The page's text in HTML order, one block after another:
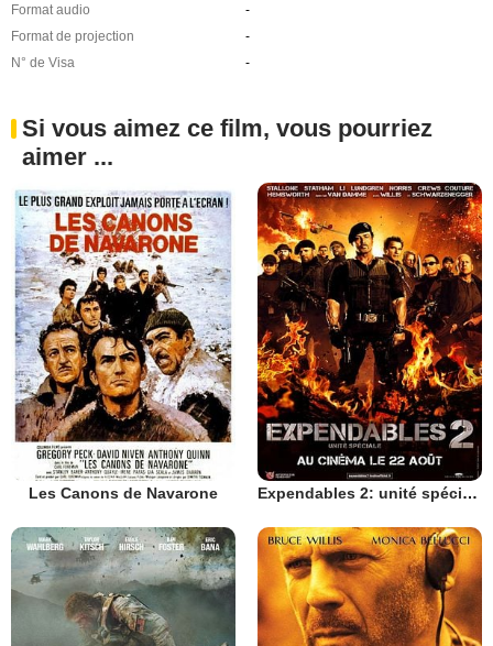
Format audio
-
Format de projection
-
N° de Visa
-
Si vous aimez ce film, vous pourriez
aimer ...
Les Canons de Navarone Expendables 2: unité spéciale